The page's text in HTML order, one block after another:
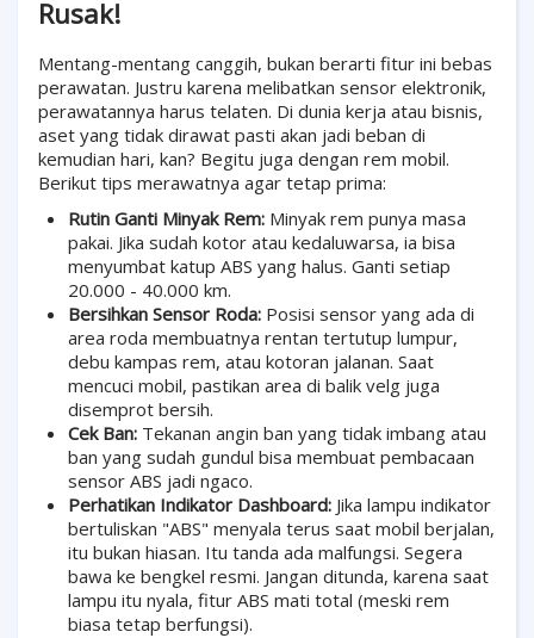
Rusak!
Mentang-mentang canggih, bukan berarti fitur ini bebas
perawatan. Justru karena melibatkan sensor elektronik,
perawatannya harus telaten. Di dunia kerja atau bisnis,
aset yang tidak dirawat pasti akan jadi beban di
kemudian hari, kan? Begitu juga dengan rem mobil.
Berikut tips merawatnya agar tetap prima:
Rutin Ganti Minyak Rem: Minyak rem punya masa
pakai. Jika sudah kotor atau kedaluwarsa, ia bisa
menyumbat katup ABS yang halus. Ganti setiap
20.000 - 40.000 km.
Bersihkan Sensor Roda: Posisi sensor yang ada di
area roda membuatnya rentan tertutup lumpur,
debu kampas rem, atau kotoran jalanan. Saat
mencuci mobil, pastikan area di balik velg juga
disemprot bersih.
Cek Ban: Tekanan angin ban yang tidak imbang atau
ban yang sudah gundul bisa membuat pembacaan
sensor ABS jadi ngaco.
Perhatikan Indikator Dashboard: Jika lampu indikator
bertuliskan "ABS" menyala terus saat mobil berjalan,
itu bukan hiasan. Itu tanda ada malfungsi. Segera
bawa ke bengkel resmi. Jangan ditunda, karena saat
lampu itu nyala, fitur ABS mati total (meski rem
biasa tetap berfungsi).